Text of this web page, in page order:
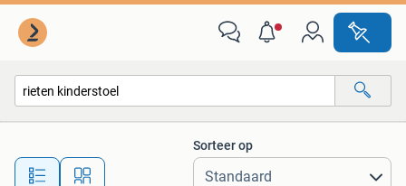
Alle afstanden…
Sorteer op